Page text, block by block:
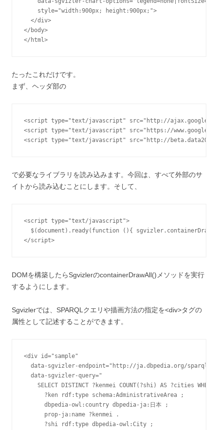
    style="width:900px; height:900px;">
  </div>
</body>
たったこれだけです。
まず、ヘッダ部の
<script type="text/javascript" src="http://
<script type="text/javascript" src="https://
で必要なライブラリを読み込みます。今回は、すべて外部のサ
イトから読み込むことにします。そして、
<script type="text/javascript">
$(document).ready(function (){
DOMを構築したらSgvizlerのcontainerDrawAll()メソッドを実行
するようにします。
Sgvizlerでは、SPARQLクエリや描画方法の指定を<div>タグの
属性として記述することができます。
<div id="sample"
  data-sgvizler-endpoint="http://ja.dbpedia.org/sparql"
  data-sgvizler-query="
SELECT DISTINCT ?kenmei COUNT(?shi) AS ?cities
      ?ken rdf:type schema:AdministrativeArea ;
      dbpedia-owl:country dbpedia-ja:日本 ;
      prop-ja:name ?kenmei .
      ?shi rdf:type dbpedia-owl:City ;